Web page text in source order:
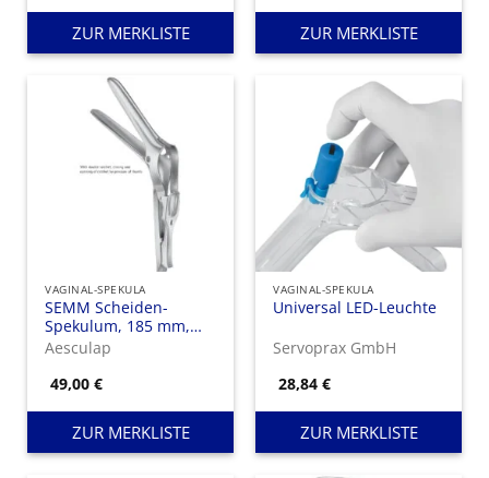
bis
59,05 €
ZUR MERKLISTE ZUR MERKLISTE
VAGINAL-SPEKULA
SEMM Scheiden-
Spekulum, 185 mm,
Arbeitslänge: 100 mm,
Maulbreite 20-24 mm,
Doppelsperre
Aesculap
49,00€
ZUR MERKLISTE
VAGINAL-SPEKULA
Universal LED-Leuchte
Servoprax GmbH
28,84€
ZUR MERKLISTE